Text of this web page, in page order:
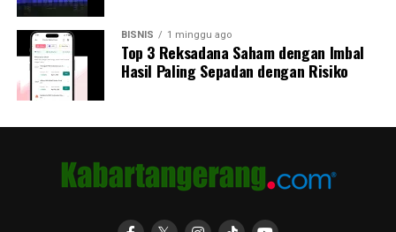
BISNIS 1 minggu ago
Top 3 Reksadana Saham dengan Imbal
Hasil Paling Sepadan dengan Risiko